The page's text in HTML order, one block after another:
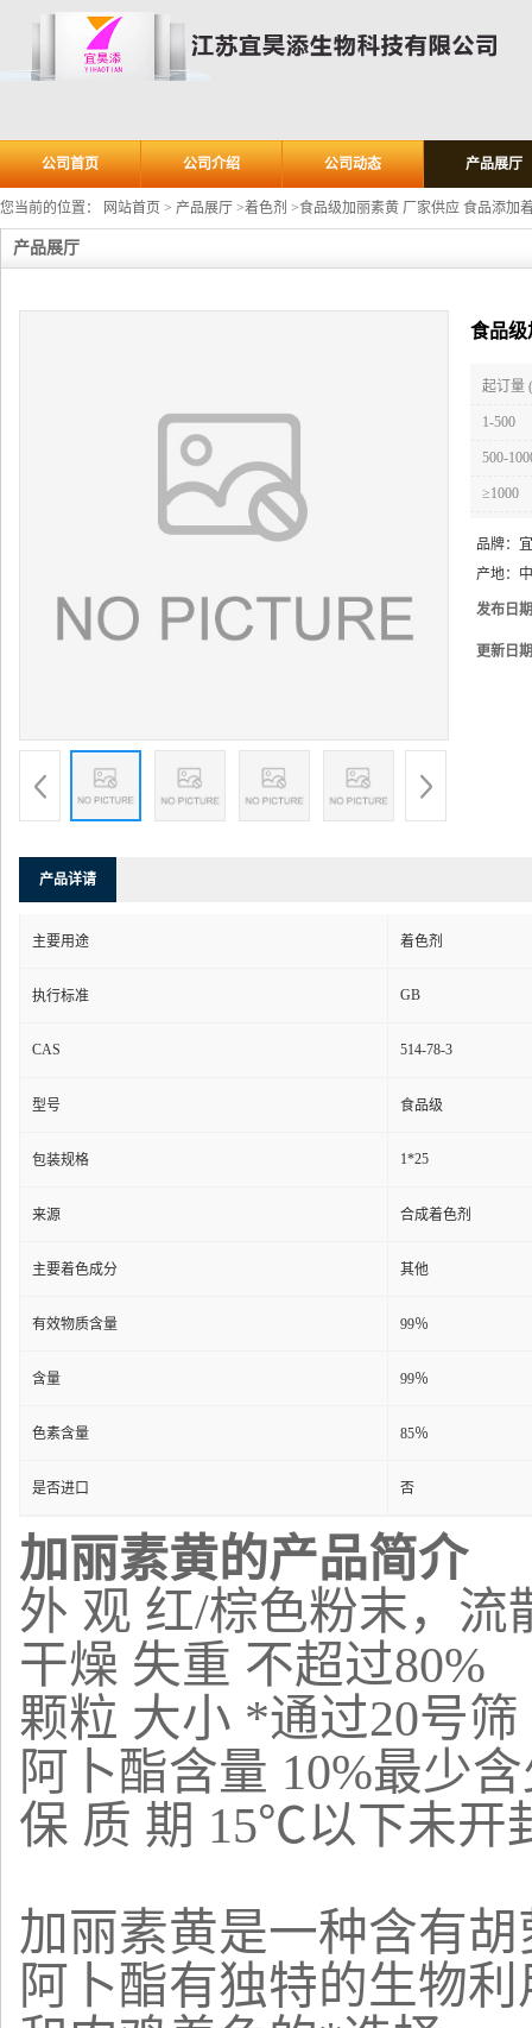
公司首页 公司介绍 公司动态 产品展厅
您当前的位置： 网站首页 > 产品展厅 >着色剂 >食品级加丽素黄 厂家供应 食品添加
产品展厅
食品级
起订量
1-500
500-
≥1000
品牌：
产地：
发布日
更新日
产品详请
主要用途 着色剂
执行标准 GB
CAS 514-78-3
型号 食品级
包装规格 1*25
来源 合成着色剂
主要着色成分 其他
有效物质含量 99％
含量 99％
色素含量 85％
是否进口 否
加丽素黄的产品简介
外 观 红/棕色粉末，流
干燥 失重 不超过80%
颗粒 大小 *通过20号筛
阿卜酯含量 10%最少
保 质 期 15℃以下未开
加丽素黄是一种含有
阿卜酯有独特的生物